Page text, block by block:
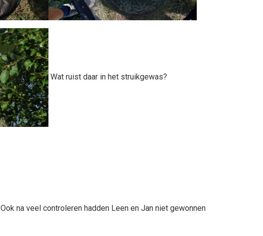
Wat ruist daar in het struikgewas?
Ook na veel controleren hadden Leen en Jan niet gewonnen